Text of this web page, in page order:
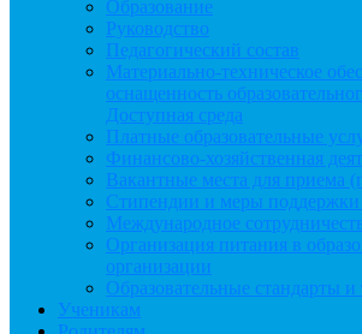
Образование
Руководство
Педагогический состав
Материально-техническое
оснащенность
Доступная среда
Платные образовательные
Финансово-хозяйственная
Вакантные места для приема
Стипендии и меры
Международное
Организация питания в
организации
Образовательные стандарты и
Ученикам